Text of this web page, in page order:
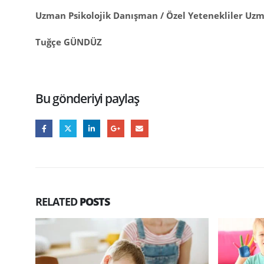
Uzman Psikolojik Danışman / Özel Yetenekliler
Tuğçe GÜNDÜZ
Bu gönderiyi paylaş
RELATEDPOSTS